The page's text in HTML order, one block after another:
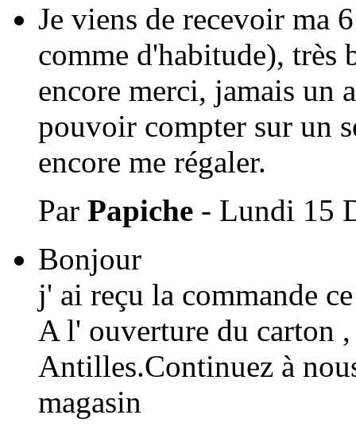
Je viens de recevoir ma
comme d'habitude), très
encore merci, jamais un
pouvoir compter sur un
encore me régaler.
Par Papiche - Lundi 15
Bonjour
j' ai reçu la commande
A l' ouverture du carton
Antilles.Continuez à
magasin